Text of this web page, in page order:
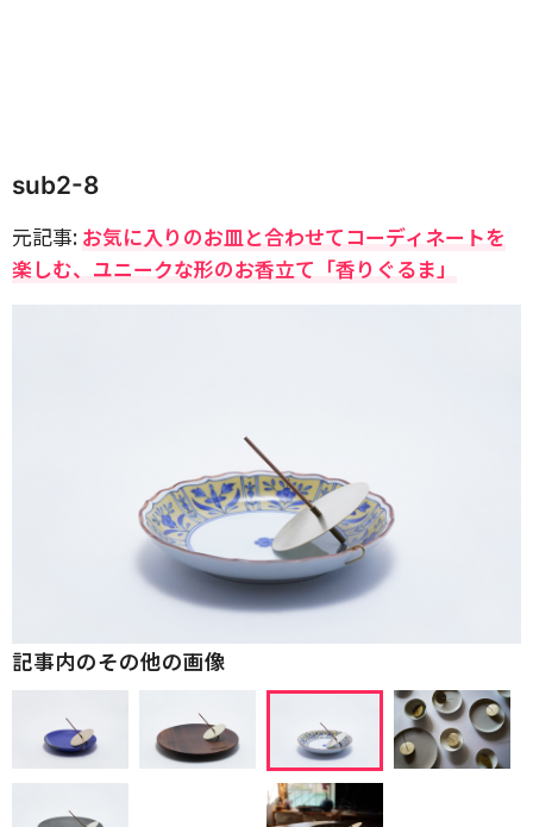
sub2-8
元記事: お気に入りのお皿と合わせてコーディネートを
楽しむ、ユニークな形のお香立て「香りぐるま」
記事内のその他の画像